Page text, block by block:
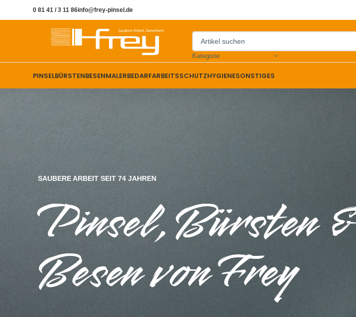
0 81 41 / 3 11 86info@frey-pinsel.de
Kategorie
PINSELBÜRSTENBESENMALERBEDARFARBEITSSCHUTZHYGIENESONSTIGES
SAUBERE ARBEIT SEIT 74 JAHREN
Pinsel, Bürsten &
Besen von Frey